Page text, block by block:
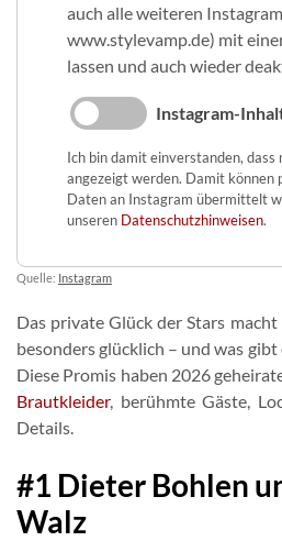
auch alle weiteren
www.stylevamp.de) mit
lassen und auch wieder
Instagram-
Ich bin damit einverstanden,
angezeigt werden. Damit können
Daten an Instagram übermittelt
unseren Datenschutzhinweisen.
Quelle: Instagram
Das private Glück der Stars
besonders glücklich – und was gibt
Diese Promis haben 2026
Brautkleider, berühmte Gäste,
Details.
#1 Dieter Bohlen
Walz